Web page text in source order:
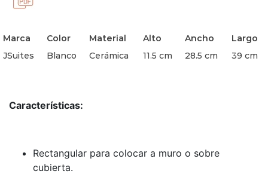
Marca Color Material Alto Ancho
Largo
JSuites
Blanco Cerámica 11.5 cm 28.5 cm 39 cm
Características:
Rectangular para colocar a muro o sobre
cubierta.